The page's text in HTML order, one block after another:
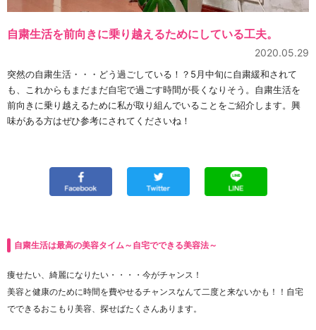
自粛生活を前向きに乗り越えるためにしている工夫。
2020.05.29
突然の自粛生活・・・どう過ごしている！？5月中旬に自粛緩和されて
も、これからもまだまだ自宅で過ごす時間が長くなりそう。自粛生活を
前向きに乗り越えるために私が取り組んでいることをご紹介します。興
味がある方はぜひ参考にされてくださいね！
自粛生活は最高の美容タイム～自宅でできる美容法～
痩せたい、綺麗になりたい・・・・今がチャンス！
美容と健康のために時間を費やせるチャンスなんて二度と来ないかも！！自宅
でできるおこもり美容、探せばたくさんあります。